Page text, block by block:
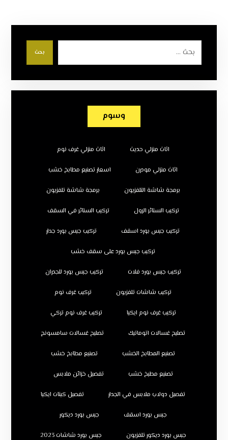
بحث
وسوم
اثاث منزلي حديث اثاث منزلي غرف نوم
اثاث منزلي مودرن اسعار تصنيع مطابخ خشب
برمجة شاشة التلفزيون برمجة شاشة تلفزيون
تركيب الستائر الرول تركيب الستائر في السقف
تركيب جبس بورد اسقف تركيب جبس بورد جدار
تركيب جبس بورد على سقف خشب
تركيب جبس بورد فلات تركيب جبس بورد للجدران
تركيب شاشات تلفزيون تركيب غرف نوم
تركيب غرف نوم ايكيا تركيب غرف نوم تركي
تصليح غسالات اتوماتيك تصليح غسالات سامسونج
تصنيع المطابخ الخشب تصنيع مطابخ خشب
تصنيع مطبخ خشب تفصيل خزائن ملابس
تفصيل دولاب ملابس في الجدار تفصيل كبتات ايكيا
جبس بورد اسقف جبس بورد ديكور
جبس بورد ديكور تلفزيون جبس بورد شاشات 2023